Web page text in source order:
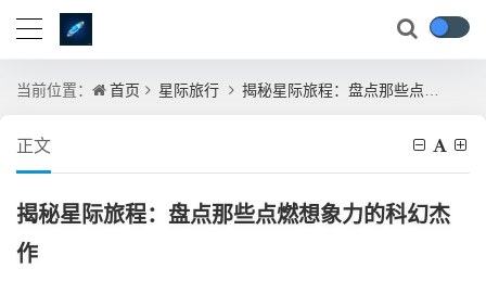
当前位置： 首页 星际旅行 揭秘星际旅程：盘点那些点燃想象力的科幻杰作
正文
揭秘星际旅程：盘点那些点燃想象力的科幻杰
作